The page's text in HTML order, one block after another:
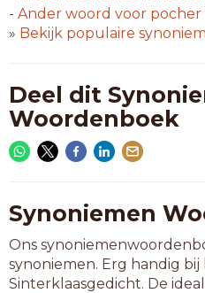
- Ander woord voor pocher
» Bekijk populaire
Deel dit
Woordenboek
Synoniemen
Ons
synoniemen. Erg handig
Sinterklaasgedicht. De